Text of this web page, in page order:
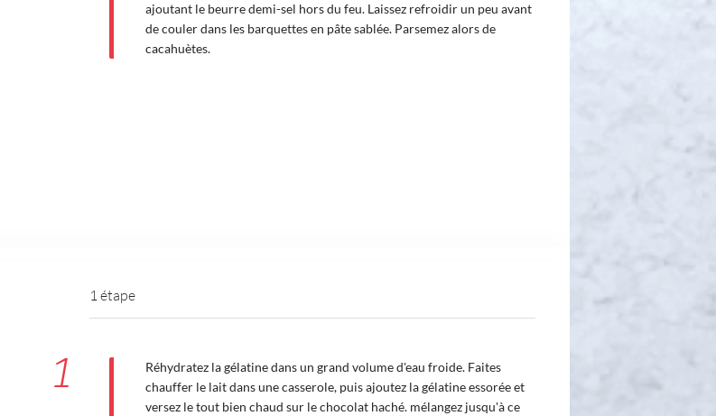
ajoutant le beurre demi-sel hors du feu. Laissez refroidir un peu avant
de couler dans les barquettes en pâte sablée. Parsemez alors de
cacahuètes.
1 étape
1
Réhydratez la gélatine dans un grand volume d'eau froide. Faites
chauffer le lait dans une casserole, puis ajoutez la gélatine essorée et
versez le tout bien chaud sur le chocolat haché. mélangez jusqu'à ce